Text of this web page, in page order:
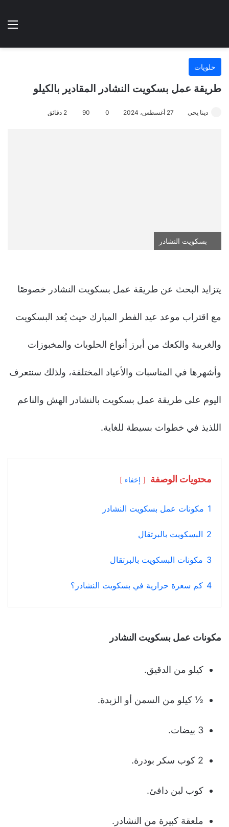
الوضع
حلويات
طريقة عمل بسكويت النشادر المقادير بالكيلو
دينا يحي 27 أغسطس، 2024 0
90
بسكويت النشادر
يتزايد البحث عن طريقة عمل بسكويت النشادر خصوصًا
مع اقتراب موعد عيد الفطر المبارك حيث يُعد البسكويت
والغريبة والكعك من أبرز أنواع الحلويات والمخبوزات
وأشهرها في المناسبات والأعياد المختلفة، ولذلك سنتعرف
اليوم على طريقة عمل بسكويت بالنشادر الهش والناعم
اللذيذ في خطوات بسيطة للغاية.
محتويات الوصفة إخفاء
1 مكونات عمل بسكويت النشادر
2 البسكويت بالبرتقال
3 مكونات البسكويت بالبرتقال
4 كم سعرة حرارية في بسكويت النشادر؟
مكونات عمل بسكويت النشادر
كيلو من الدقيق.
½ كيلو من السمن أو الزبدة.
3 بيضات.
2 كوب سكر بودرة.
كوب لبن دافئ.
ملعقة كبيرة من النشادر.